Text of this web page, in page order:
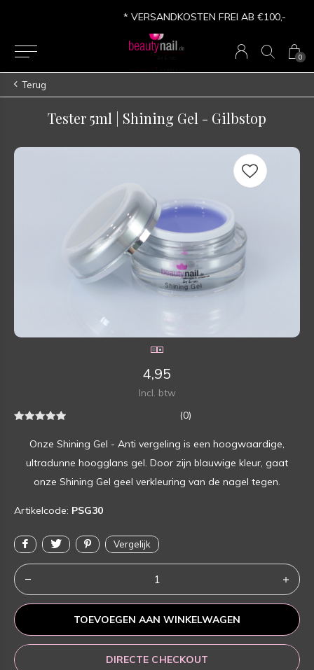
0
* VERSANDKOSTEN FREI AB €100,-
Terug
Tester 5ml | Shining Gel - Gilbstop
4,95
Incl. btw
(0)
Onze Shining Gel - Anti vergeling is een hoogwaardige,
ultradunne hoogglans gel. Door zijn blauwige kleur, gaat
onze Shining Gel geel verkleuring van de nagel tegen.
Artikelcode: PSG30
Vergelijk
TOEVOEGEN AAN WINKELWAGEN
DIRECTE CHECKOUT